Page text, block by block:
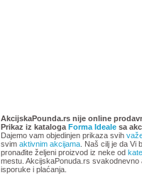
oktobar 2018
-istekla akcija-
AkcijskaPounda.rs nije online
Prikaz iz kataloga Forma Ideale sa
Dajemo vam objedinjen prikaza svih
svim aktivnim akcijama . Naš cilj je da
pronađite željeni proizvod iz neke od
mestu. AkcijskaPonuda.rs
isporuke i plaćanja.